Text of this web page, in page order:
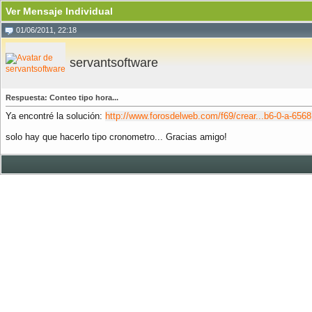
Ver Mensaje Individual
01/06/2011, 22:18
servantsoftware
Respuesta: Conteo tipo hora...
Ya encontré la solución: http://www.forosdelweb.com/f69/crear...b6-0-a-
solo hay que hacerlo tipo cronometro... Gracias amigo!